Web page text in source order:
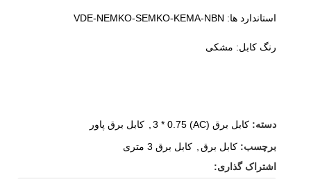
استاندارد ها: VDE-NEMKO-SEMKO-KEMA-NBN
رنگ کابل: مشکی
دسته: کابل برق (AC) 3 * 0.75
کابل برق پاور
برچسب: کابل برق
کابل برق 3 متری
اشتراک گذاری: